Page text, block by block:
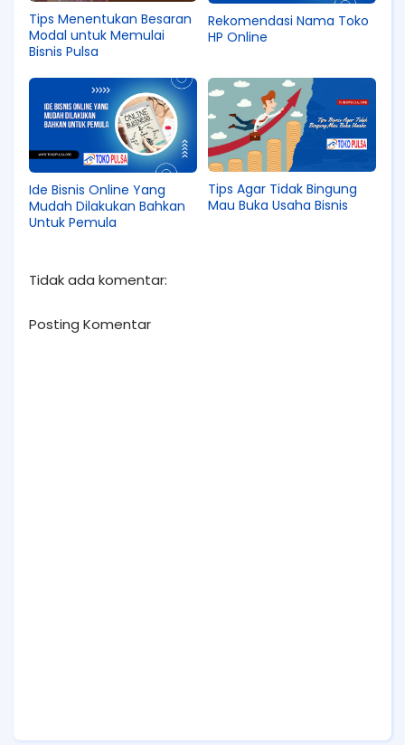
Tips Menentukan Besaran
Modal untuk Memulai
Bisnis Pulsa
Rekomendasi Nama Toko
HP Online
Ide Bisnis Online Yang
Mudah Dilakukan Bahkan
Untuk Pemula
Tips Agar Tidak Bingung
Mau Buka Usaha Bisnis
Tidak ada komentar:
Posting Komentar